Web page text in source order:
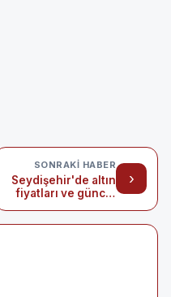
›
SONRAKI HABER
Seydişehir'de altın
fiyatları ve güncel